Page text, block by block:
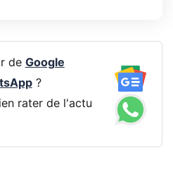
de Google
?
rater de l'actu